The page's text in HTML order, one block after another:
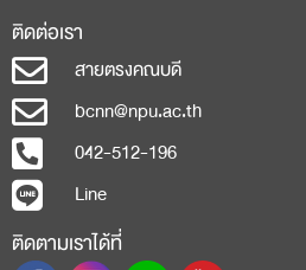
ติดต่อเรา
สายตรงคณบดี
bcnn@npu.ac.th
042-512-196
Line
ติดตามเราได้ที่